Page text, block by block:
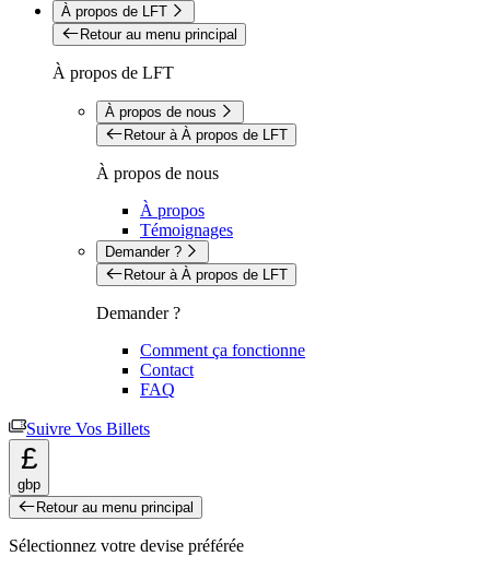
À propos de LFT
Retour au menu principal
À propos de LFT
À propos de nous
Retour à À propos de LFT
À propos de nous
À propos
Témoignages
Demander ?
Retour à À propos de LFT
Demander ?
Comment ça fonctionne
Contact
FAQ
Suivre Vos Billets
£
gbp
Retour au menu principal
Sélectionnez votre devise préférée